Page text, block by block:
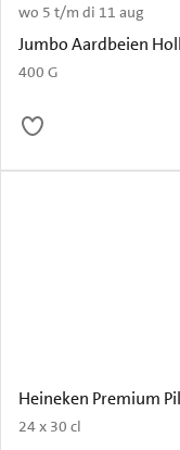
Jumbo Aardbeien
400 G
wo 5 t/m di 11 aug
Heineken Premium
24 x 30 cl